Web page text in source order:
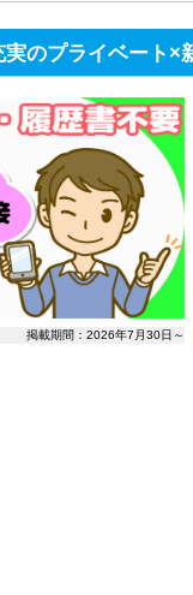
実のプライベート
掲載期間：2026年7月30日～